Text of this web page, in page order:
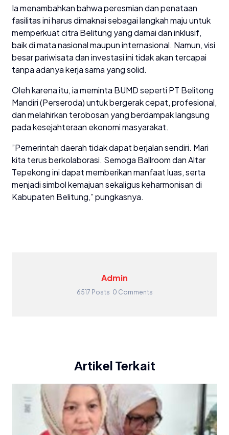
​Ia menambahkan bahwa peresmian dan penataan
fasilitas ini harus dimaknai sebagai langkah maju untuk
memperkuat citra Belitung yang damai dan inklusif,
baik di mata nasional maupun internasional. Namun, visi
besar pariwisata dan investasi ini tidak akan tercapai
tanpa adanya kerja sama yang solid.
​Oleh karena itu, ia meminta BUMD seperti PT Belitong
Mandiri (Perseroda) untuk bergerak cepat, profesional,
dan melahirkan terobosan yang berdampak langsung
pada kesejahteraan ekonomi masyarakat.
​”Pemerintah daerah tidak dapat berjalan sendiri. Mari
kita terus berkolaborasi. Semoga Ballroom dan Altar
Tepekong ini dapat memberikan manfaat luas, serta
menjadi simbol kemajuan sekaligus keharmonisan di
Kabupaten Belitung,” pungkasnya.
Admin
6517 Posts 0 Comments
Artikel Terkait